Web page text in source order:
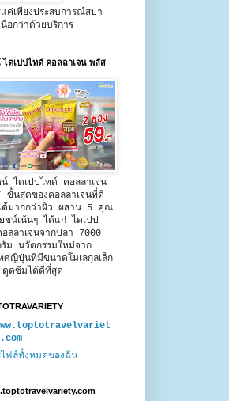
แค่เพียงประสบการณ์สปา
อกว่าด้วยบริการ
ไดเปปไทด์ คอลลาเจน พลัส
น์ ไดเปปไทด์ คอลลาเจน
ขั้นสุดของคอลลาเจนที่ดี
ด้มากกว่าผิว ผสาน 5 คุณ
ชน์เน้นๆ ได้แก่ ไดเปป
อลลาเจนจากปลา 7000
ม นวัตกรรมใหม่จาก
ศญี่ปุ่นที่มีขนาดโมเลกุลเล็ก
ดซึมได้ดีที่สุด
ฟล์ทั้งหมดของฉัน